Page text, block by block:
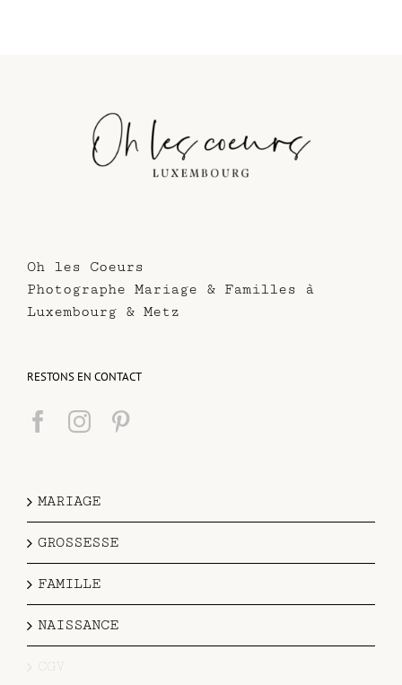
Oh les Coeurs
Photographe Mariage & Familles à
Luxembourg & Metz
RESTONS EN CONTACT
MARIAGE
GROSSESSE
FAMILLE
NAISSANCE